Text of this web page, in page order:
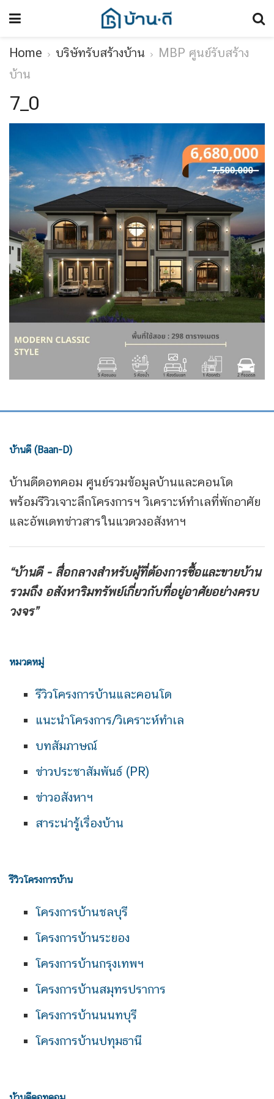
Home บริษัทรับสร้างบ้าน
MBP ศูนย์รับสร้าง
บ้าน
7_0
บ้านดี (Baan-D)
บ้านดีดอทคอม ศูนย์รวมข้อมูลบ้านและคอนโด
พร้อมรีวิวเจาะลึกโครงการฯ วิเคราะห์ทำเลที่พักอาศัย
และอัพเดทข่าวสารในแวดวงอสังหาฯ
“บ้านดี - สื่อกลางสำหรับผู้ที่ต้องการซื้อและขายบ้าน
รวมถึง อสังหาริมทรัพย์เกี่ยวกับที่อยู่อาศัยอย่างครบ
วงจร”
หมวดหมู่
รีวิวโครงการบ้านและคอนโด
แนะนำโครงการ/วิเคราะห์ทำเล
บทสัมภาษณ์
ข่าวประชาสัมพันธ์ (PR)
ข่าวอสังหาฯ
สาระน่ารู้เรื่องบ้าน
รีวิวโครงการบ้าน
โครงการบ้านชลบุรี
โครงการบ้านระยอง
โครงการบ้านกรุงเทพฯ
โครงการบ้านสมุทรปราการ
โครงการบ้านนนทบุรี
โครงการบ้านปทุมธานี